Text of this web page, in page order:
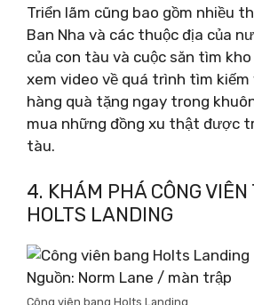
Triển lãm cũng bao gồm nhiều
Ban Nha và các thuộc địa của
của con tàu và cuộc săn tìm
xem video về quá trình tìm
hàng quà tặng ngay trong
mua những đồng xu thật được
tàu.
4. KHÁM PHÁ CÔNG
HOLTS LANDING
Nguồn: Norm Lane / màn trập
Công viên bang Holts Landing